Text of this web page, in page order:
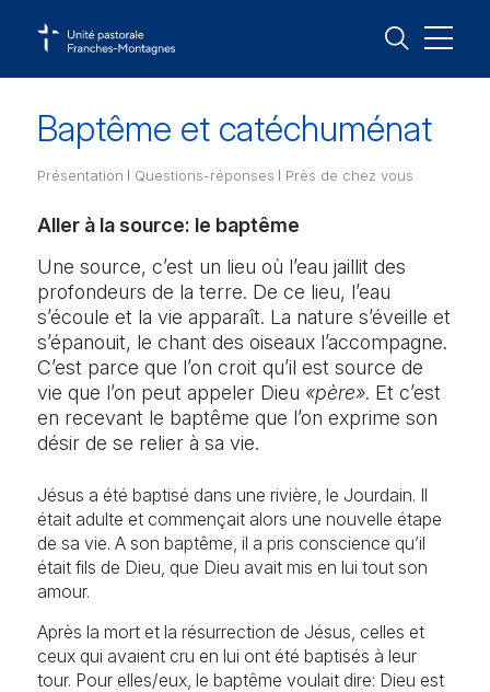
Temps forts
Activités
Messes et célébrations
Vivre sa foi
Communion – Eucharistie
Confirmation
Mariage et bénédictions
Ordination et engagements
Pardon et réconciliation
Onction des malades
Funérailles et dépôts d’urnes
Paroisses
Goumois, Le Bémont, Les Emibois, Les Pommerats,
St-Antoine de Padoue – Saulcy
Saulcy
St-Brice – Saint-Brais
Montfavergier, St-Brais, Sceut-Dessus
St-Hubert – Le Noirmont
Le Noirmont
St-Jean-Baptiste – Montfaucon
Les Enfers, Montfaucon
St-Joseph – Les Breuleux
La Chaux-des-Breuleux, Le Cerneux-Veusil, Le
Ste Foy – Les Bois
La Ferrière, Les Bois
Nos plus
Présentation de l’équipe pastorale
Prêtre remplaçant durant la période estivale
Rénovation de l’orgue de Saulcy
Contact
Baptême et catéchuménat
Présentation Questions-réponses Près de chez vous
Aller à la source: le baptême
Une source, c’est un lieu où l’eau jaillit des
profondeurs de la terre. De ce lieu, l’eau
s’écoule et la vie apparaît. La nature s’éveille et
s’épanouit, le chant des oiseaux l’accompagne.
C’est parce que l’on croit qu’il est source de
vie que l’on peut appeler Dieu «père». Et c’est
en recevant le baptême que l’on exprime son
désir de se relier à sa vie.
Jésus a été baptisé dans une rivière, le Jourdain. Il
était adulte et commençait alors une nouvelle étape
de sa vie. A son baptême, il a pris conscience qu’il
était fils de Dieu, que Dieu avait mis en lui tout son
amour.
Après la mort et la résurrection de Jésus, celles et
ceux qui avaient cru en lui ont été baptisés à leur
tour. Pour elles/eux, le baptême voulait dire: Dieu est